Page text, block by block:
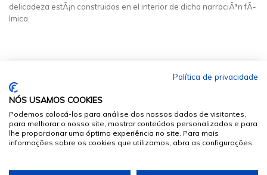
delicadeza estÃ¡n construidos en el interior de dicha narraciÃ³n fÃ­
lmica.
Política de privacidade
NÓS USAMOS COOKIES
Podemos colocá-los para análise dos nossos dados de visitantes,
para melhorar o nosso site, mostrar conteúdos personalizados e para
lhe proporcionar uma óptima experiência no site. Para mais
informações sobre os cookies que utilizamos, abra as configurações.